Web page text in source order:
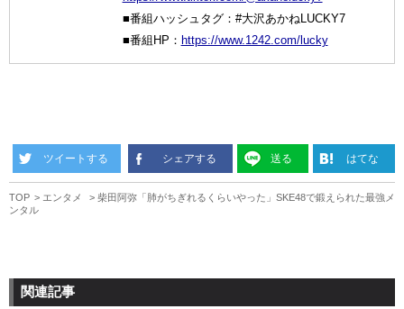
■番組ハッシュタグ：#大沢あかねLUCKY7
■番組HP： https://www.1242.com/lucky
ツイートする シェアする 送る はてな
TOP エンタメ
柴田阿弥「肺がちぎれるくらいやった」SKE48で鍛えられた最強メ
ンタル
関連記事